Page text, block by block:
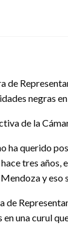
negras
de la
ha querido
tres
y eso
una curul